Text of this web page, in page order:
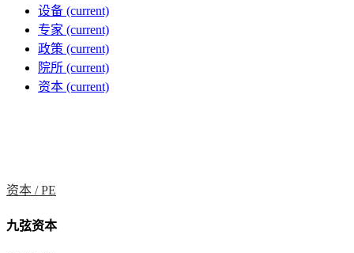
设备 (current)
专家 (current)
政策 (current)
院所 (current)
资本 (current)
资本 /PE
九弦资本